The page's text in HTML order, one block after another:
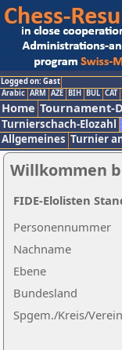
Logged on: Gast
Arabic ARM AZE BIH BUL CAT
Home Tournament-
Turnierschach-Elozahl
Allgemeines Turnier
Willkommen
Nachname
Ebene
Personennummer
Bundesland
Spgem./Kreis/Verein
FIDE-Elolisten